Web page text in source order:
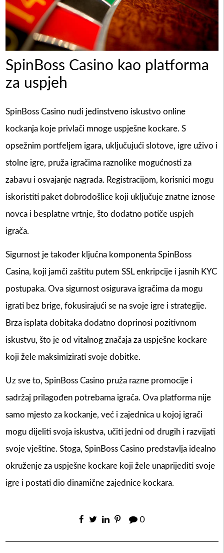
SpinBoss Casino kao platforma
za uspjeh
SpinBoss Casino nudi jedinstveno iskustvo online
kockanja koje privlači mnoge uspješne kockare. S
opsežnim portfeljem igara, uključujući slotove, igre uživo i
stolne igre, pruža igračima raznolike mogućnosti za
zabavu i osvajanje nagrada. Registracijom, korisnici mogu
iskoristiti paket dobrodošlice koji uključuje znatne iznose
novca i besplatne vrtnje, što dodatno potiče uspjeh
igrača.
Sigurnost je također ključna komponenta SpinBoss
Casina, koji jamči zaštitu putem SSL enkripcije i jasnih KYC
postupaka. Ova sigurnost osigurava igračima da mogu
igrati bez brige, fokusirajući se na svoje igre i strategije.
Brza isplata dobitaka dodatno doprinosi pozitivnom
iskustvu, što je od vitalnog značaja za uspješne kockare
koji žele maksimizirati svoje dobitke.
Uz sve to, SpinBoss Casino pruža razne promocije i
sadržaj prilagođen potrebama igrača. Ova platforma nije
samo mjesto za kockanje, već i zajednica u kojoj igrači
mogu dijeliti svoja iskustva, učiti jedni od drugih i razvijati
svoje vještine. Stoga, SpinBoss Casino predstavlja idealno
okruženje za uspješne kockare koji žele unaprijediti svoje
igre i postati dio dinamične zajednice kockara.
0